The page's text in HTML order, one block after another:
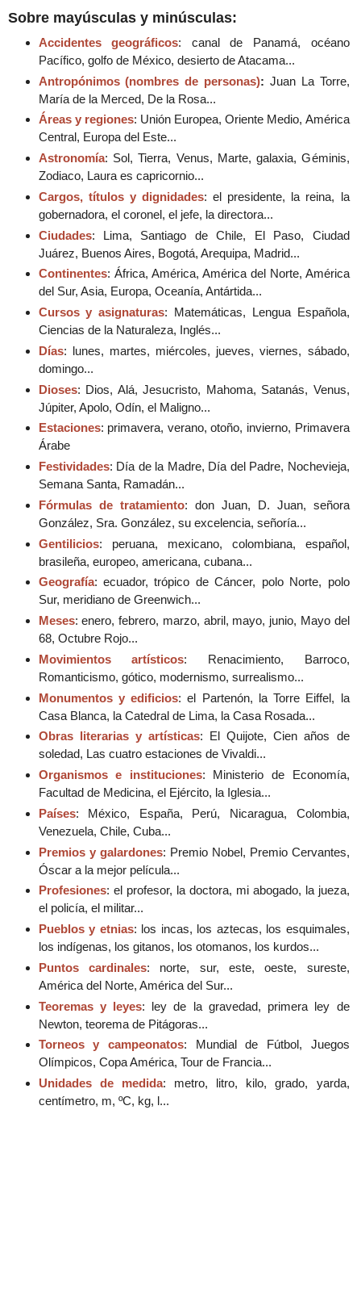
Sobre mayúsculas y minúsculas:
Accidentes geográficos: canal de Panamá, océano
Pacífico, golfo de México, desierto de Atacama...
Antropónimos (nombres de personas): Juan La Torre,
María de la Merced, De la Rosa...
Áreas y regiones: Unión Europea, Oriente Medio, América
Central, Europa del Este...
Astronomía: Sol, Tierra, Venus, Marte, galaxia, Géminis,
Zodiaco, Laura es capricornio...
Cargos, títulos y dignidades: el presidente, la reina, la
gobernadora, el coronel, el jefe, la directora...
Ciudades: Lima, Santiago de Chile, El Paso, Ciudad
Juárez, Buenos Aires, Bogotá, Arequipa, Madrid...
Continentes: África, América, América del Norte, América
del Sur, Asia, Europa, Oceanía, Antártida...
Cursos y asignaturas: Matemáticas, Lengua Española,
Ciencias de la Naturaleza, Inglés...
Días: lunes, martes, miércoles, jueves, viernes, sábado,
domingo...
Dioses: Dios, Alá, Jesucristo, Mahoma, Satanás, Venus,
Júpiter, Apolo, Odín, el Maligno...
Estaciones: primavera, verano, otoño, invierno, Primavera
Árabe
Festividades: Día de la Madre, Día del Padre, Nochevieja,
Semana Santa, Ramadán...
Fórmulas de tratamiento: don Juan, D. Juan, señora
González, Sra. González, su excelencia, señoría...
Gentilicios: peruana, mexicano, colombiana, español,
brasileña, europeo, americana, cubana...
Geografía: ecuador, trópico de Cáncer, polo Norte, polo
Sur, meridiano de Greenwich...
Meses: enero, febrero, marzo, abril, mayo, junio, Mayo del
68, Octubre Rojo...
Movimientos artísticos: Renacimiento, Barroco,
Romanticismo, gótico, modernismo, surrealismo...
Monumentos y edificios: el Partenón, la Torre Eiffel, la
Casa Blanca, la Catedral de Lima, la Casa Rosada...
Obras literarias y artísticas: El Quijote, Cien años de
soledad, Las cuatro estaciones de Vivaldi...
Organismos e instituciones: Ministerio de Economía,
Facultad de Medicina, el Ejército, la Iglesia...
Países: México, España, Perú, Nicaragua, Colombia,
Venezuela, Chile, Cuba...
Premios y galardones: Premio Nobel, Premio Cervantes,
Óscar a la mejor película...
Profesiones: el profesor, la doctora, mi abogado, la jueza,
el policía, el militar...
Pueblos y etnias: los incas, los aztecas, los esquimales,
los indígenas, los gitanos, los otomanos, los kurdos...
Puntos cardinales: norte, sur, este, oeste, sureste,
América del Norte, América del Sur...
Teoremas y leyes: ley de la gravedad, primera ley de
Newton, teorema de Pitágoras...
Torneos y campeonatos: Mundial de Fútbol, Juegos
Olímpicos, Copa América, Tour de Francia...
Unidades de medida: metro, litro, kilo, grado, yarda,
centímetro, m, ºC, kg, l...